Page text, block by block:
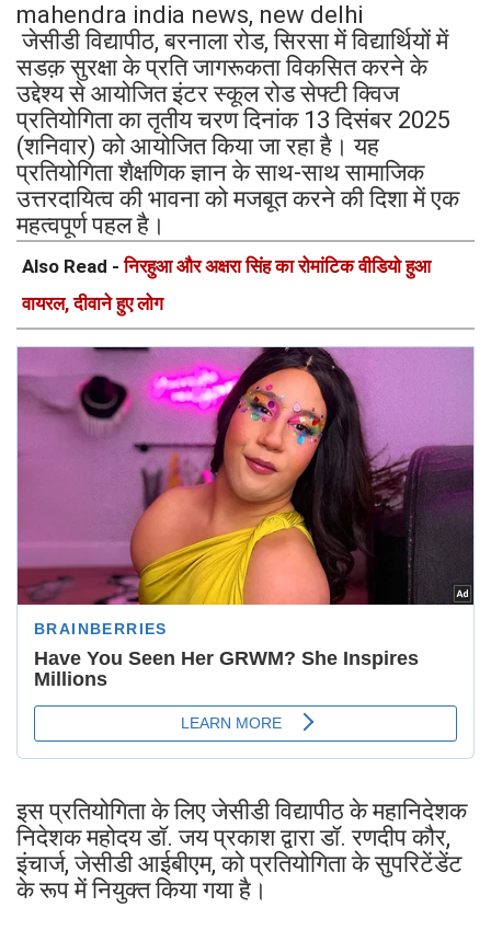
mahendra india news, new delhi
जेसीडी विद्यापीठ, बरनाला रोड, सिरसा में विद्यार्थियों में
सडक़ सुरक्षा के प्रति जागरूकता विकसित करने के
उद्देश्य से आयोजित इंटर स्कूल रोड सेफ्टी क्विज
प्रतियोगिता का तृतीय चरण दिनांक 13 दिसंबर 2025
(शनिवार) को आयोजित किया जा रहा है। यह
प्रतियोगिता शैक्षणिक ज्ञान के साथ-साथ सामाजिक
उत्तरदायित्व की भावना को मजबूत करने की दिशा में एक
महत्वपूर्ण पहल है।
Also Read -निरहुआ और अक्षरा सिंह का रोमांटिक वीडियो हुआ
वायरल, दीवाने हुए लोग
इस प्रतियोगिता के लिए जेसीडी विद्यापीठ के महानिदेशक
निदेशक महोदय डॉ. जय प्रकाश द्वारा डॉ. रणदीप कौर,
इंचार्ज, जेसीडी आईबीएम, को प्रतियोगिता के सुपरिटेंडेंट
के रूप में नियुक्त किया गया है।